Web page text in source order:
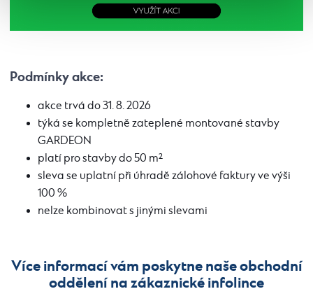
Podmínky akce:
akce trvá do 31. 8. 2026
týká se kompletně zateplené montované stavby
GARDEON
platí pro stavby do 50 m²
sleva se uplatní při úhradě zálohové faktury ve výši
100 %
nelze kombinovat s jinými slevami
Více informací vám poskytne naše obchodní
oddělení na zákaznické infolince